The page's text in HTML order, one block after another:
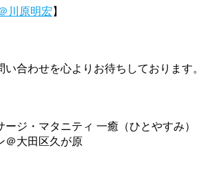
川原明宏 】
い合わせを心よりお待ちしております。
ージ・マタニティ 一癒（ひとやすみ）
＠大田区久が原